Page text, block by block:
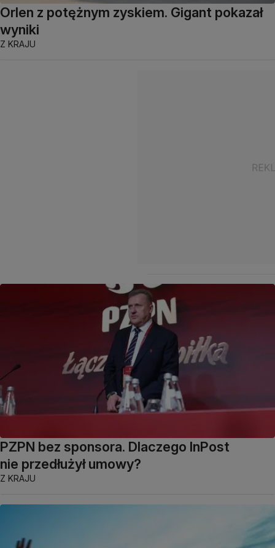
Orlen z potężnym zyskiem. Gigant pokazał
wyniki
Z KRAJU
PZPN bez sponsora. Dlaczego InPost
nie przedłużył umowy?
Z KRAJU